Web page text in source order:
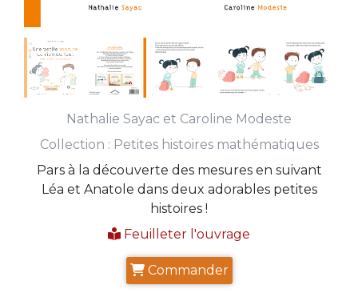
Nathalie Sayac et Caroline Modeste
Collection : Petites histoires mathématiques
Pars à la découverte des mesures en suivant
Léa et Anatole dans deux adorables petites
histoires !
Feuilleter l'ouvrage
Commander